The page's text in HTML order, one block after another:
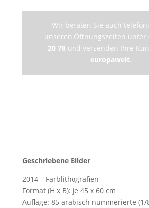
Wir beraten Sie auch
unseren Öffnungszeiten unter
20 78 und versenden Ihre
europaweit.
Geschriebene Bilder
2014 – Farblithografien
Format (H x B): je 45 x 60 cm
Auflage: 85 arabisch nummerierte (1/